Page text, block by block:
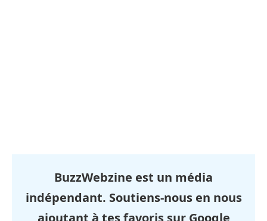
BuzzWebzine est un média
indépendant. Soutiens-nous en nous
ajoutant à tes favoris sur Google